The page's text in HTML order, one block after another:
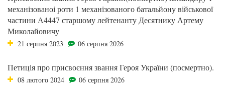
механізованоі роти 1 механізованого батальйону військової
частини А4447 старшому лейтенанту Десятнику Артему
Миколайовичу
21 серпня 2023 06 серпня 2026
Петиція про присвоєння звання Героя України (посмертно).
08 лютого 2024 06 серпня 2026